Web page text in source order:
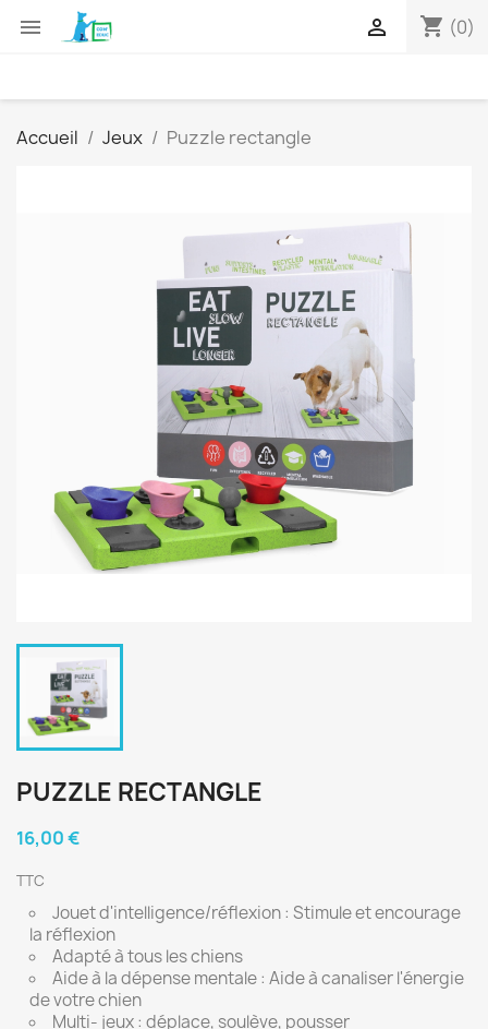
 shopping_cart (0)

Accueil Jeux Puzzle rectangle
PUZZLE RECTANGLE
16,00 €
TTC
Jouet d'intelligence/réflexion : Stimule et encourage
la réflexion
Adapté à tous les chiens
Aide à la dépense mentale : Aide à canaliser l'énergie
de votre chien
Multi- jeux : déplace, soulève, pousser